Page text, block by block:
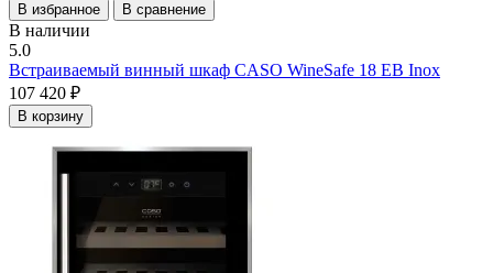
В избранное В сравнение
В наличии
5.0
Встраиваемый винный шкаф CASO WineSafe 18 EB Inox
107 420 ₽
В корзину